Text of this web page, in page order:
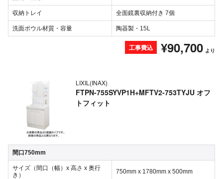
収納トレイ 全面鏡裏収納付き 7個
洗面ボウル材質・容量 陶器製・15L
工事費込 ¥90,700 より
LIXIL(INAX)
FTPN-755SYVP1H+MFTV2-753TYJU オフ
トフィット
間口750mm
サイズ（間口（幅）x 高さ x 奥行
き）
750mm x 1780mm x 500mm